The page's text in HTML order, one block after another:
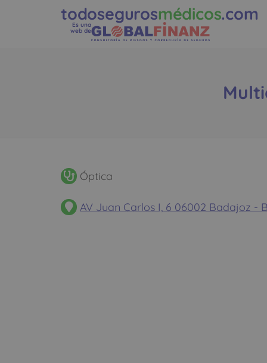
todosegurosmédicos.com
Es una
web de
Óptica
AV Juan Carlos I, 6 06002 Badajoz -